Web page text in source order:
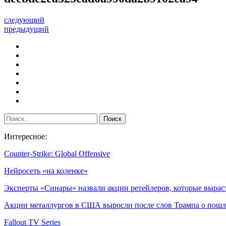
следующий
предыдущий
Интересное:
Counter-Strike: Global Offensive
Нейросеть «на коленке»
Эксперты «Синары» назвали акции ретейлеров, которые
Акции металлургов в США выросли после слов Трампа о
Fallout TV Series